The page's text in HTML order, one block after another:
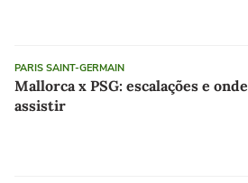
PARIS SAINT-GERMAIN
Mallorca x PSG: escalações e onde
assistir